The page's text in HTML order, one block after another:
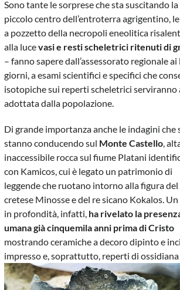
Sono tante le sorprese che sta suscitando
piccolo centro dell’entroterra agrigentino,
a pozzetto della necropoli eneolitica
alla lucevasi e resti scheletrici ritenuti di
– fanno sapere dall’assessorato regionale
giorni, a esami scientifici e specifici che
isotopiche sui reperti scheletrici
adottata dalla popolazione.
Di grande importanza anche le indagini che
stanno conducendo sul Monte Castello ,
inaccessibile rocca sul fiume Platani
con Kamicos, cui è legato un patrimonio di
leggende che ruotano intorno alla figura del
cretese Minosse e del re sicano Kokalos. Un
in profondità, infatti, ha rivelato la
umana già cinquemila anni prima di Cristo
mostrando ceramiche a decoro dipinto e
impresso e, soprattutto, reperti di